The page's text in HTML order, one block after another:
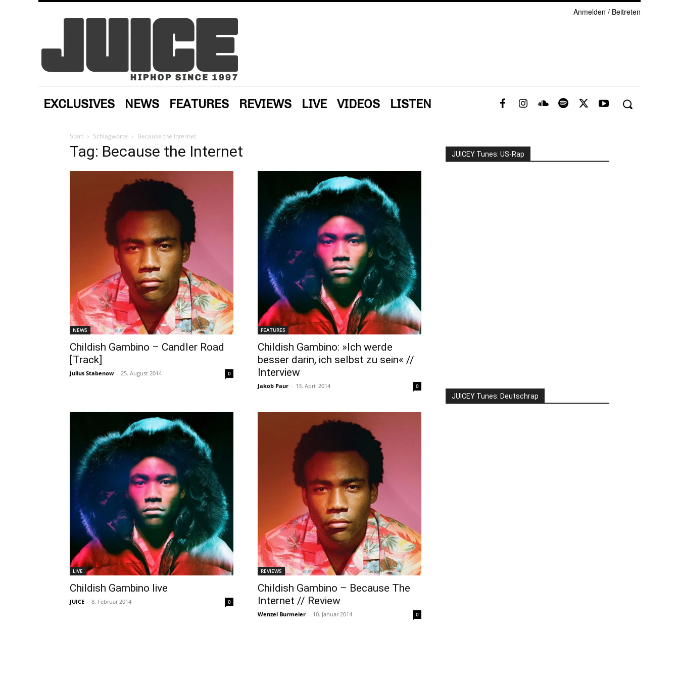
Anmelden / Beitreten
EXCLUSIVES NEWS FEATURES REVIEWS LIVE VIDEOS LISTEN
Start Schlagworte Because the Internet
Tag: Because the Internet
NEWS
Childish Gambino – Candler Road
[Track]
Julius Stabenow - 25. August 2014 0
FEATURES
Childish Gambino: »Ich werde
besser darin, ich selbst zu sein« //
Interview
Jakob Paur - 13. April 2014 0
LIVE
Childish Gambino live
JUICE - 8. Februar 2014 0
REVIEWS
Childish Gambino – Because The
Internet // Review
Wenzel Burmeier - 10. Januar 2014 0
JUICEY Tunes: US-Rap
JUICEY Tunes: Deutschrap